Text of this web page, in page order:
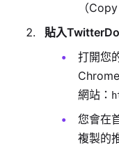
（
貼入
打開您
網站：
您會在
複製的